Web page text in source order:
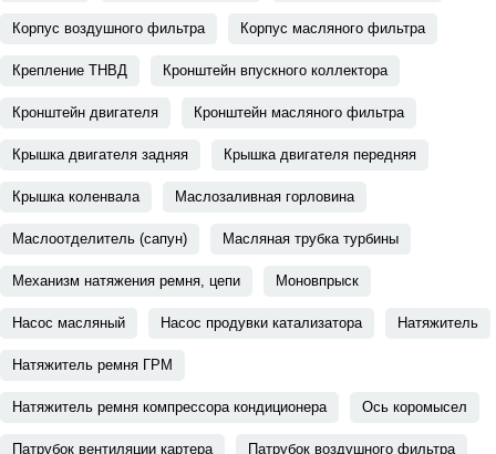
Корпус воздушного фильтра Корпус масляного фильтра
Крепление ТНВД Кронштейн впускного коллектора
Кронштейн двигателя Кронштейн масляного фильтра
Крышка двигателя задняя Крышка двигателя передняя
Крышка коленвала Маслозаливная горловина
Маслоотделитель (сапун) Масляная трубка турбины
Механизм натяжения ремня, цепи Моновпрыск
Насос масляный Насос продувки катализатора Натяжитель
Натяжитель ремня ГРМ
Натяжитель ремня компрессора кондиционера Ось коромысел
Патрубок вентиляции картера Патрубок воздушного фильтра